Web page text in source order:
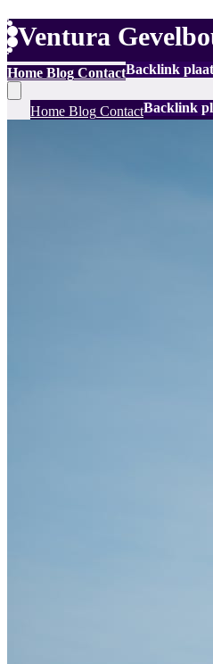
Ventura
Home Blog ContactBacklink
HomeBlogContactBacklink